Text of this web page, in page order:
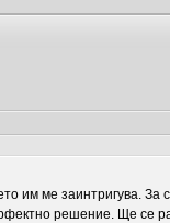
им ме заинтригува. За
решение. Ще се